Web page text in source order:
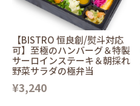
【BISTRO 恒良創/熨斗対応
可】至極のハンバーグ＆特製
サーロインステーキ＆朝採れ
野菜サラダの極弁当
¥3,240